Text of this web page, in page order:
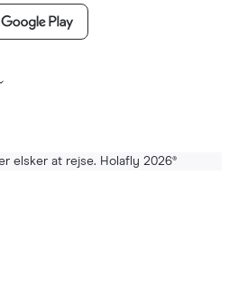
elsker at rejse. Holafly 2026®